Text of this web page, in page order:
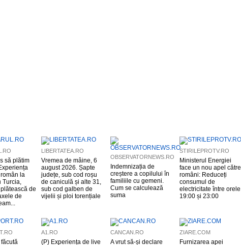
să plătim
la
Turcia,
de
de
LIBERTATEA.RO
Vremea de mâine, 6
august 2026. Șapte
județe, sub cod roșu
de caniculă și alte 31,
sub cod galben de
vijelii și ploi torențiale
OBSERVATORNEWS.RO
Indemnizația de
creștere a copilului în
familiile cu gemeni.
Cum se calculează
suma
STIRILEPROTV.RO
Ministerul Energiei
face un nou apel către
români: Reduceți
consumul de
electricitate între orele
19:00 și 23:00
A1.RO
(P) Experiența de live
CANCAN.RO
A vrut să-și declare
ZIARE.COM
Furnizarea apei